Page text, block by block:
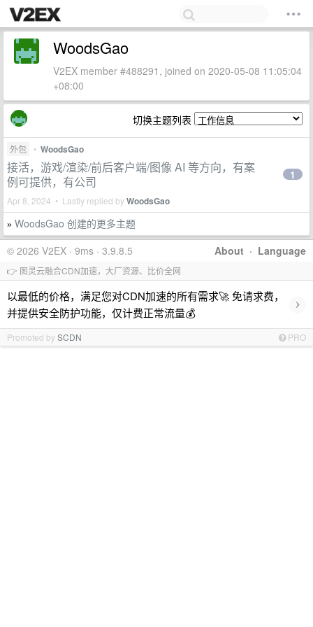
WoodsGao
V2EX member #488291, joined on 2020-05-08 11:05:04
+08:00
切换主题列表
外包 • WoodsGao
接活，游戏/渲染/前后客户端/图像 AI 等方向，有案
例可提供，有公司
Apr 8, 2024 • Lastly replied byWoodsGao
1
» WoodsGao 创建的更多主题
About · Language
© 2026 V2EX · 9ms · 3.9.8.5
👉 图灵云融合CDN加速，大厂资源、比价全网
以最低的价格，满足您对CDN加速的所有需求🚀 免请求费，
并提供安全防护功能，仅计费正常流量💰
›
Promoted bySCDN PRO